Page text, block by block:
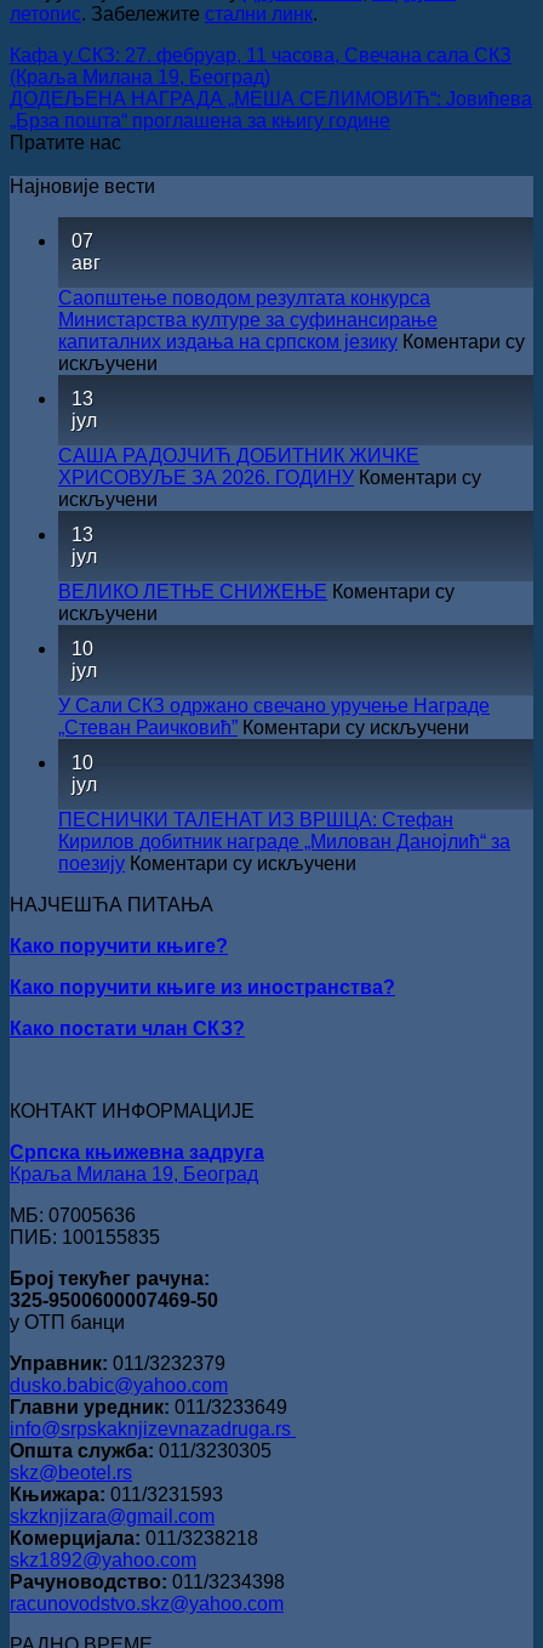
летопис. Забележите стални линк.
Кафа у СКЗ: 27. фебруар, 11 часова, Свечана сала СКЗ
(Краља Милана 19, Београд)
ДОДЕЉЕНА НАГРАДА „МЕША СЕЛИМОВИЋ“: Јовићева
„Брза пошта“ проглашена за књигу године
Пратите нас
Најновије вести
07
авг
Саопштење поводом резултата конкурса
Министарства културе за суфинансирање
капиталних издања на српском језику Коментари су
искључени
конкурса
Министарства
културе
за
издања
на
српском
13
јул
САША РАДОЈЧИЋ ДОБИТНИК ЖИЧКЕ
ХРИСОВУЉЕ ЗА 2026. ГОДИНУ Коментари су
искључени
ЖИЧКЕ
ХРИСОВУЉЕ
ЗА
13
јул
ВЕЛИКО ЛЕТЊЕ СНИЖЕЊЕ Коментари су
искључени
10
јул
У Сали СКЗ одржано свечано уручење Награде
„Стеван Раичковић” Коментари су искључени
свечано
10
јул
ПЕСНИЧКИ ТАЛЕНАТ ИЗ ВРШЦА: Стефан
Кирилов добитник награде „Милован Данојлић“ за
поезију Коментари су искључени
Кирилов
НАЈЧЕШЋА ПИТАЊА
Како поручити књиге?
Како поручити књиге из иностранства?
Како постати члан СКЗ?
КОНТАКТ ИНФОРМАЦИЈЕ
Српска књижевна задруга
Краља Милана 19, Београд
МБ: 07005636
ПИБ: 100155835
Број текућег рачуна:
325-9500600007469-50
у ОТП банци
Управник: 011/3232379
dusko.babic@yahoo.com
Главни уредник: 011/3233649
info@srpskaknjizevnazadruga.rs
Општа служба: 011/3230305
skz@beotel.rs
Књижара: 011/3231593
skzknjizara@gmail.com
Комерцијала: 011/3238218
skz1892@yahoo.com
Рачуноводство: 011/3234398
racunovodstvo.skz@yahoo.com